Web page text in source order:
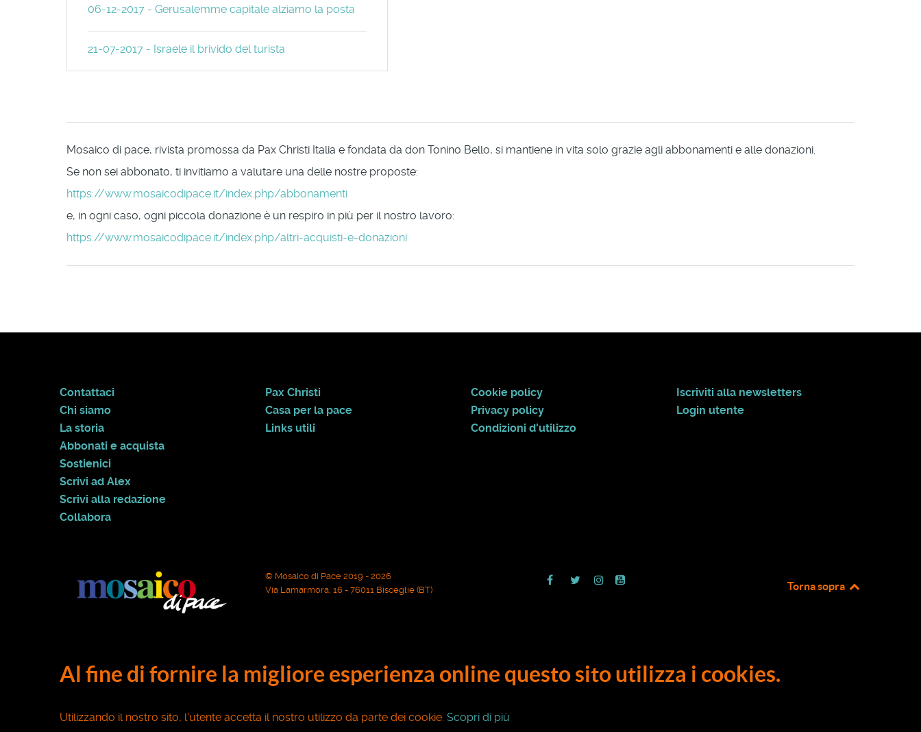
06-12-2017 - Gerusalemme capitale alziamo la posta
21-07-2017 - Israele il brivido del turista
Mosaico di pace, rivista promossa da Pax Christi Italia e fondata da don Tonino Bello, si mantiene in vita solo grazie agli abbonamenti e alle donazioni.
Se non sei abbonato, ti invitiamo a valutare una delle nostre proposte:
https://www.mosaicodipace.it/index.php/abbonamenti
e, in ogni caso, ogni piccola donazione è un respiro in più per il nostro lavoro:
https://www.mosaicodipace.it/index.php/altri-acquisti-e-donazioni
Contattaci
Chi siamo
La storia
Abbonati e acquista
Sostienici
Scrivi ad Alex
Scrivi alla redazione
Collabora
Pax Christi
Casa per la pace
Links utili
Cookie policy
Privacy policy
Condizioni d'utilizzo
Iscriviti alla newsletters
Login utente
© Mosaico di Pace 2019 - 2026
Via Lamarmora, 16 - 76011 Bisceglie (BT)
Torna sopra
Al fine di fornire la migliore esperienza online questo sito utilizza i cookies.
Utilizzando il nostro sito, l'utente accetta il nostro utilizzo da parte dei cookie. Scopri di più